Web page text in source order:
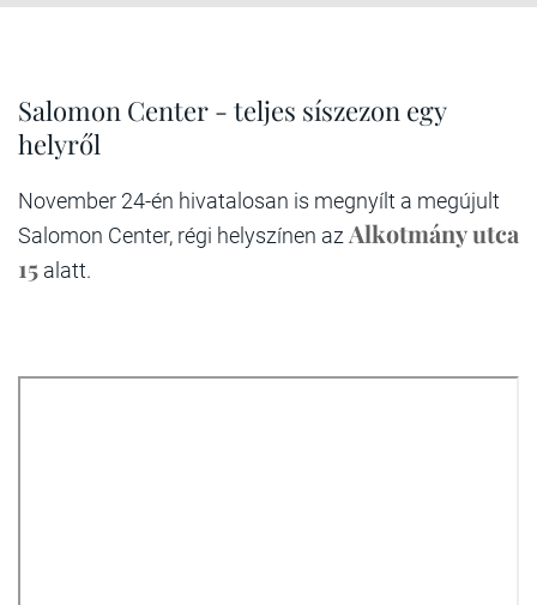
Salomon Center - teljes síszezon egy
helyről
November 24-én hivatalosan is megnyílt a megújult
Salomon Center, régi helyszínen azAlkotmány utca
15 alatt.